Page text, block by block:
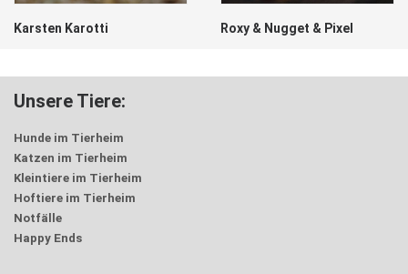
Karsten Karotti Roxy & Nugget & Pixel
Unsere Tiere:
Hunde im Tierheim
Katzen im Tierheim
Kleintiere im Tierheim
Hoftiere im Tierheim
Notfälle
Happy Ends